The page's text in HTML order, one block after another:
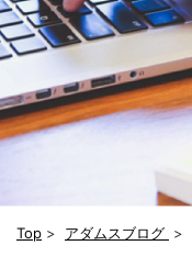
Top > アダムスブログ >